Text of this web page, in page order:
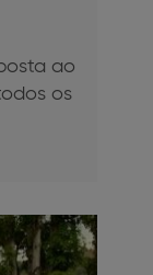
ao
os